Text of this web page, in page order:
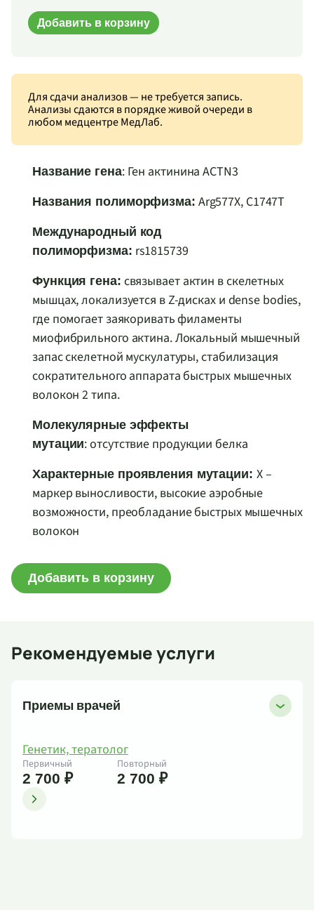
Для сдачи анализов — не требуется запись.
Анализы сдаются в порядке живой очереди в
любом медцентре МедЛаб.
Название гена: Ген актинина ACTN3
Названия полиморфизма: Arg577X, C1747T
Международный код
полиморфизма: rs1815739
Функция гена: связывает актин в скелетных
мышцах, локализуется в Z-дисках и dense bodies,
где помогает заякоривать филаменты
миофибрильного актина. Локальный мышечный
запас скелетной мускулатуры, стабилизация
сократительного аппарата быстрых мышечных
волокон 2 типа.
Молекулярные эффекты
мутации: отсутствие продукции белка
Характерные проявления мутации: X –
маркер выносливости, высокие аэробные
возможности, преобладание быстрых мышечных
волокон
Добавить в корзину
Добавить в корзину
Рекомендуемые услуги
Приемы врачей
Генетик, тератолог
Первичный
2 700 ₽
Повторный
2 700 ₽